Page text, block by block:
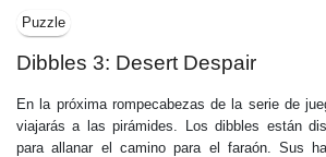
Puzzle
Dibbles 3: Desert Despair
En la próxima rompecabezas de la serie de
viajarás a las pirámides. Los dibbles están
para allanar el camino para el faraón. Sus